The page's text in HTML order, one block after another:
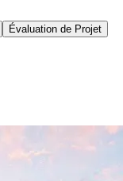
Évaluation de Projet